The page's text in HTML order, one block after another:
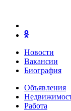
Новости
Вакансии
Биография
Объявления
Работа